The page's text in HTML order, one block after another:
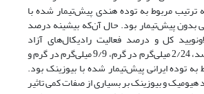
ترتیب مربوط به توده هندی پیش‌تیمار شده با
بدون پیش‌تیمار بود. حال آن‌که بیشینه درصد
کل و درصد فعالیت رادیکال‌های آزاد
(به‌ترتیب 77/31 درصد، 2/24 میلی‌گرم در گرم، 9/9 میلی‌گرم در گرم و
به توده ایرانی پیش‌تیمار شده با بیوزینک بود.
هیومیک و بیوزینک بر بسیاری از صفات کمی تاثیر